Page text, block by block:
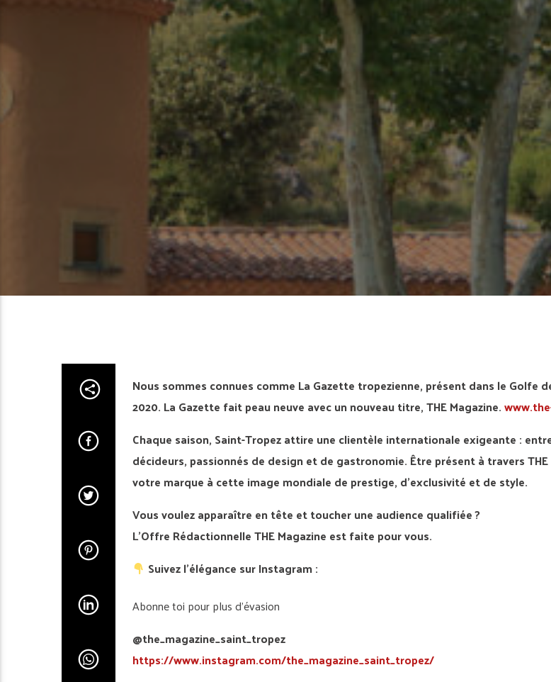
Nous sommes connues comme La Gazette tropezienne, présent dans le Golfe
2020. La Gazette fait peau neuve avec un nouveau titre, THE Magazine.
Chaque saison, Saint-Tropez attire une clientèle internationale exigeante :
décideurs, passionnés de design et de gastronomie. Être présent à travers THE
votre marque à cette image mondiale de prestige, d’exclusivité et de style.
Vous voulez apparaître en tête et toucher une audience qualifiée ?
L’Offre Rédactionnelle THE Magazine est faite pour vous.
Suivez l’élégance sur Instagram :
Abonne toi pour plus d’évasion
@the_magazine_saint_tropez
https://www.instagram.com/the_magazine_saint_tropez/